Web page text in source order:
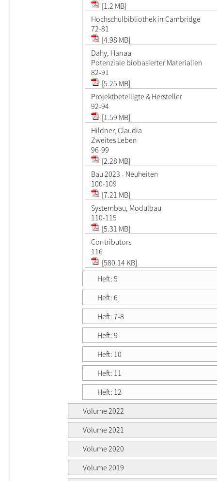
[1.2 MB]
Hochschulbibliothek in Cambridge
72-81
[4.98 MB]
Dahy, Hanaa
Potenziale biobasierter Materialien
82-91
[5.25 MB]
Projektbeteiligte & Hersteller
92-94
[1.59 MB]
Hildner, Claudia
Zweites Leben
96-99
[2.28 MB]
Bau 2023 - Neuheiten
100-109
[7.21 MB]
Systembau, Modulbau
110-115
[5.31 MB]
Contributors
116
[580.14 KB]
Heft: 5
Heft: 6
Heft: 7-8
Heft: 9
Heft: 10
Heft: 11
Heft: 12
Volume 2022
Volume 2021
Volume 2020
Volume 2019